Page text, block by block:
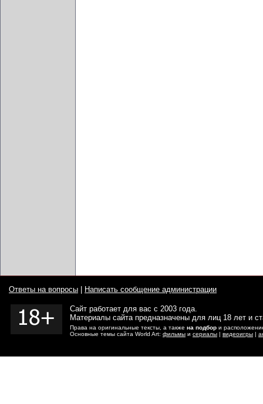
Ответы на вопросы Написать сообщение администрации
Сайт работает для вас с 2003 года.
Материалы сайта предназначены для лиц 18 лет и
Права на оригинальные тексты, а также на подбор и
Основные темы сайта World Art: фильмы и сериалы | видеоигры |